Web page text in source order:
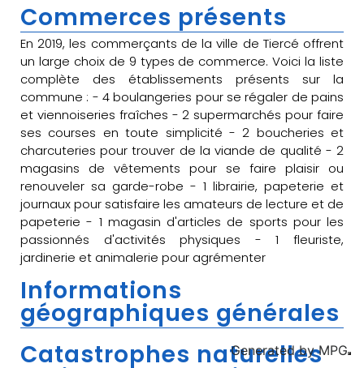
Commerces présents
En 2019, les commerçants de la ville de Tiercé offrent
un large choix de 9 types de commerce. Voici la liste
complète des établissements présents sur la
commune : - 4 boulangeries pour se régaler de pains
et viennoiseries fraîches - 2 supermarchés pour faire
ses courses en toute simplicité - 2 boucheries et
charcuteries pour trouver de la viande de qualité - 2
magasins de vêtements pour se faire plaisir ou
renouveler sa garde-robe - 1 librairie, papeterie et
journaux pour satisfaire les amateurs de lecture et de
papeterie - 1 magasin d'articles de sports pour les
passionnés d'activités physiques - 1 fleuriste,
jardinerie et animalerie pour agrémenter
Informations
géographiques générales
Catastrophes naturelles
Generated byMPG